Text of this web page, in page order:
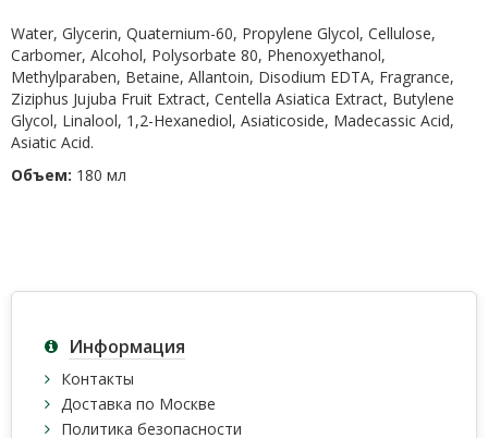
Water, Glycerin, Quaternium-60, Propylene Glycol, Cellulose,
Carbomer, Alcohol, Polysorbate 80, Phenoxyethanol,
Methylparaben, Betaine, Allantoin, Disodium EDTA, Fragrance,
Ziziphus Jujuba Fruit Extract, Centella Asiatica Extract, Butylene
Glycol, Linalool, 1,2-Hexanediol, Asiaticoside, Madecassic Acid,
Asiatic Acid.
Объем: 180 мл
Информация
Контакты
Доставка по Москве
Политика безопасности